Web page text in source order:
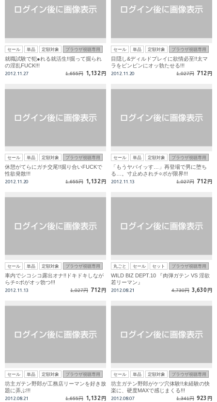
セール 単品 定額対象 ブラウザ視聴専用
就職試験で犯●れる就活生!!掘って掘られ
の淫乱FUCK!!!
2012.11.27 1,655円 1,132 円
セール 単品 定額対象 ブラウザ視聴専用
目隠し&ディルドプレイに欲情必至!!太マ
ラをビンビンにオッ勃たせる!!!
2012.11.20 1,027円 712 円
セール 単品 定額対象 ブラウザ視聴専用
休憩がてらにガチ交尾!!掘り合いFUCKで
性欲発散!!!
2012.11.20 1,655円 1,132 円
セール 単品 定額対象 ブラウザ視聴専用
「もうヤバイッす…」再登場で男に堕ち
る…。寸止めされチ○ポが限界!!!
2012.11.13 1,027円 712 円
セール 単品 定額対象 ブラウザ視聴専用
車内でシコシコ露出オナ!!ドキドキしなが
らチ○ポがオッ勃つ!!!
2012.11.13 1,027円 712 円
丸ごと セール セット ブラウザ視聴専用
WILD BIZ DEPT.10 『肉弾ガテン VS 淫欲
若リーマン』
2012.08.21 4,730円 3,630 円
セール 単品 定額対象 ブラウザ視聴専用
坊主ガテン野郎が工務店リーマンを好き放
題に弄ぶ!!!
2012.08.21 1,655円 1,132 円
セール 単品 定額対象 ブラウザ視聴専用
坊主ガテン野郎がケツ穴体験!!未経験の快
楽に、硬度MAXで感じまくる!!!
2012.08.07 1,341円 923 円